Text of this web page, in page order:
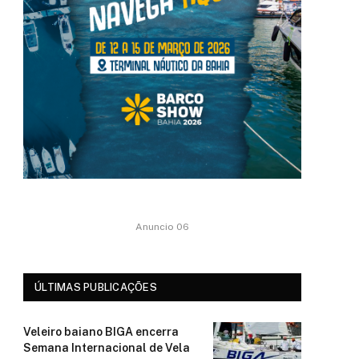
Anuncio 06
ÚLTIMAS PUBLICAÇÕES
Veleiro baiano BIGA encerra
Semana Internacional de Vela